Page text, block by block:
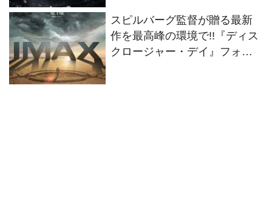
スピルバーグ監督が贈る最新
作を最高峰の環境で!!『ディス
クロージャー・デイ』フォー